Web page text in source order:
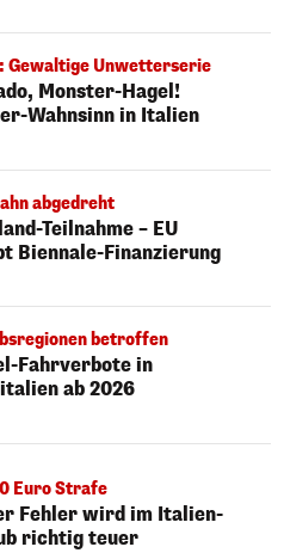
Gewaltige Unwetterserie
Monster-Hagel!
Wahnsinn in Italien
abgedreht
Teilnahme – EU
Biennale-Finanzierung
betroffen
Fahrverbote in
ab 2026
Euro Strafe
Fehler wird im Italien-
richtig teuer